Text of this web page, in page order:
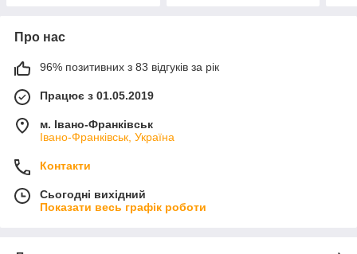
Про нас
96% позитивних з 83 відгуків за рік
Працює з 01.05.2019
м. Івано-Франківськ
Івано-Франківськ, Україна
Контакти
Сьогодні вихідний
Показати весь графік роботи